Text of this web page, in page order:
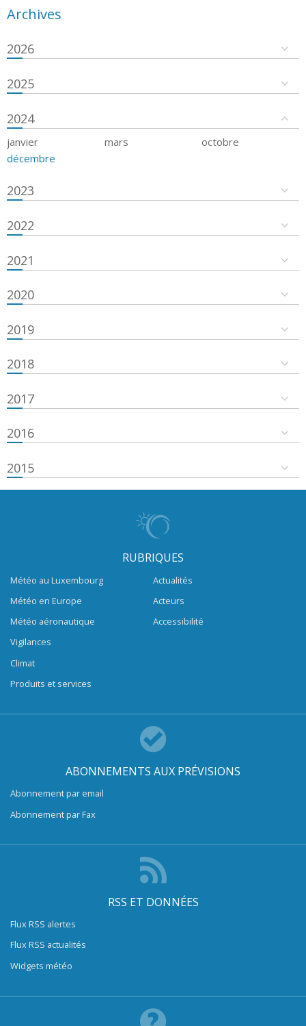
Archives
2026
2025
2024
janvier mars
octobre
décembre
2023
2022
2021
2020
2019
2018
2017
2016
2015
RUBRIQUES
Météo au Luxembourg
Météo en Europe
Météo aéronautique
Vigilances
Climat
Produits et services
Actualités
Acteurs
Accessibilité
ABONNEMENTS AUX PRÉVISIONS
Abonnement par email
Abonnement par Fax
RSS ET DONNÉES
Flux RSS alertes
Flux RSS actualités
Widgets météo